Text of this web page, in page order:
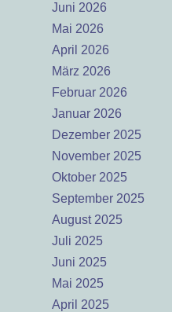
Juni 2026
Mai 2026
April 2026
März 2026
Februar 2026
Januar 2026
Dezember 2025
November 2025
Oktober 2025
September 2025
August 2025
Juli 2025
Juni 2025
Mai 2025
April 2025